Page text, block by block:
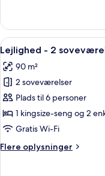
-
soveværelse
Indlæs
alle
billeder
af
Lejlighed
-
2
5
Lejlighed - 2
90 m²
2 soveværelser
Plads til 6 personer
1 kingsize-seng og 2
Gratis Wi-Fi
Flere oplysninger
Flere